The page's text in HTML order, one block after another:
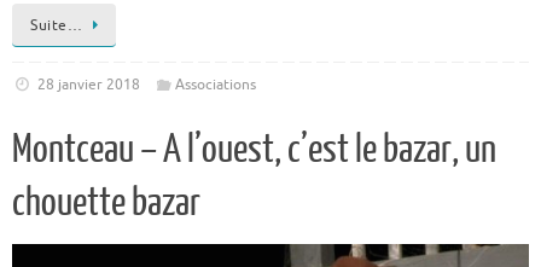
Suite…
28 janvier 2018 Associations
Montceau – A l’ouest, c’est le bazar, un
chouette bazar